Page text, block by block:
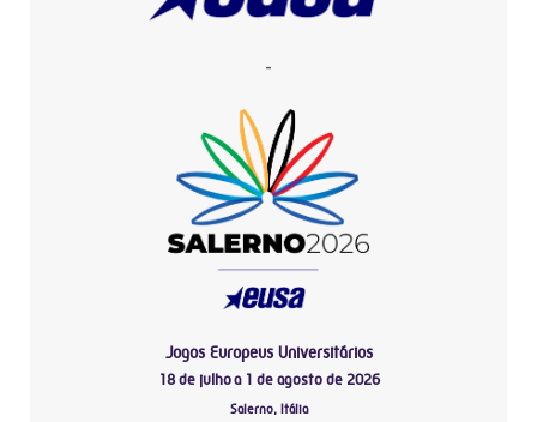
-
Jogos Europeus Universitários
18 de julho a 1 de agosto de 2026
Salerno, Itália